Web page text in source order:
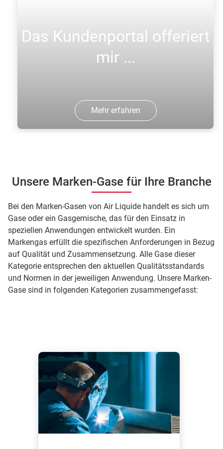
Das Kundenportal offeriert
mir ...
Mehr erfahren
Unsere Marken-Gase für Ihre Branche
Bei den Marken-Gasen von Air Liquide handelt es sich um
Gase oder ein Gasgemische, das für den Einsatz in
speziellen Anwendungen entwickelt wurden. Ein
Markengas erfüllt die spezifischen Anforderungen in Bezug
auf Qualität und Zusammensetzung. Alle Gase dieser
Kategorie entsprechen den aktuellen Qualitätsstandards
und Normen in der jeweiligen Anwendung. Unsere Marken-
Gase sind in folgenden Kategorien zusammengefasst: